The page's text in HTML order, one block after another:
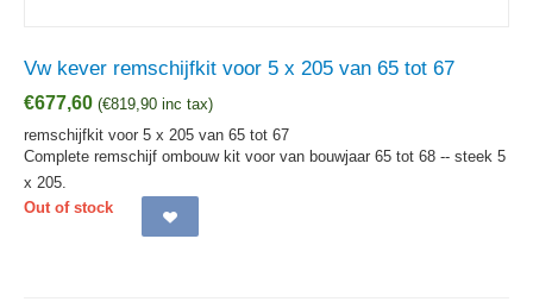
Vw kever remschijfkit voor 5 x 205 van 65 tot 67
€677,60 (€819,90 inc tax)
remschijfkit voor 5 x 205 van 65 tot 67
Complete remschijf ombouw kit voor van bouwjaar 65 tot 68 -- steek 5
x 205.
Out of stock